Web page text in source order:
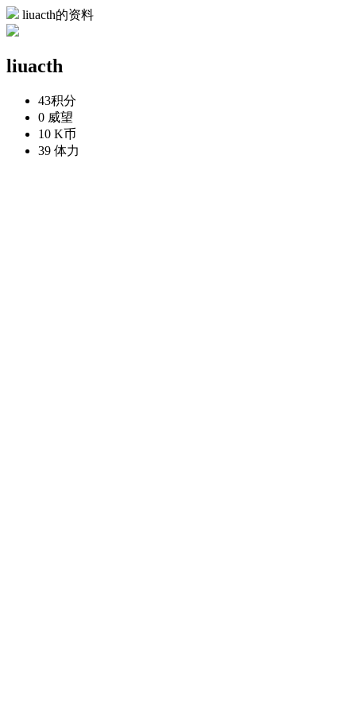
liuacth的资料
liuacth
43积分
0 威望
10 K币
39 体力